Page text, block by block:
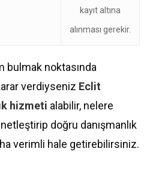
kayıt altına
alınması gerekir.
bulmak noktasında
verdiyseniz Eclit
hizmeti alabilir, nelere
doğru danışmanlık
verimli hale getirebilirsiniz.